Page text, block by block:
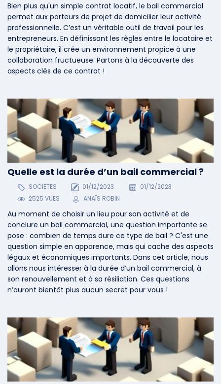
Quelle est la durée d’un bail commercial ?
SOCIETES 01/12/2023
01/12/2023
2525 VUES
ANAÏS ROBIN
Au moment de choisir un lieu pour son activité et de
conclure un bail commercial, une question importante se
pose : combien de temps dure ce type de bail ? C'est une
question simple en apparence, mais qui cache des aspects
légaux et économiques importants. Dans cet article, nous
allons nous intéresser à la durée d’un bail commercial, à
son renouvellement et à sa résiliation. Ces questions
n’auront bientôt plus aucun secret pour vous !
Bien plus qu'un simple contrat locatif, le bail commercial
permet aux porteurs de projet de domicilier leur activité
professionnelle. C’est un véritable outil de travail pour les
entrepreneurs. En définissant les règles entre le locataire et
le propriétaire, il crée un environnement propice à une
collaboration fructueuse. Partons à la découverte des
aspects clés de ce contrat !